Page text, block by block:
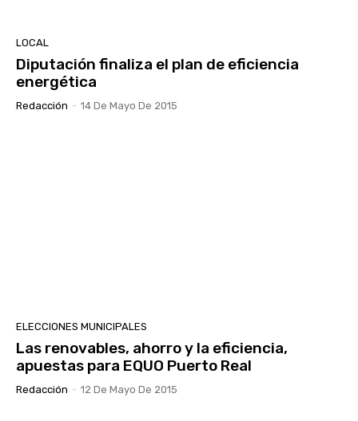
LOCAL
Diputación finaliza el plan de eficiencia
energética
Redacción - 14 De Mayo De 2015
ELECCIONES MUNICIPALES
Las renovables, ahorro y la eficiencia,
apuestas para EQUO Puerto Real
Redacción - 12 De Mayo De 2015